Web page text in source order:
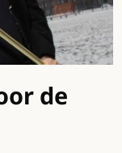
de